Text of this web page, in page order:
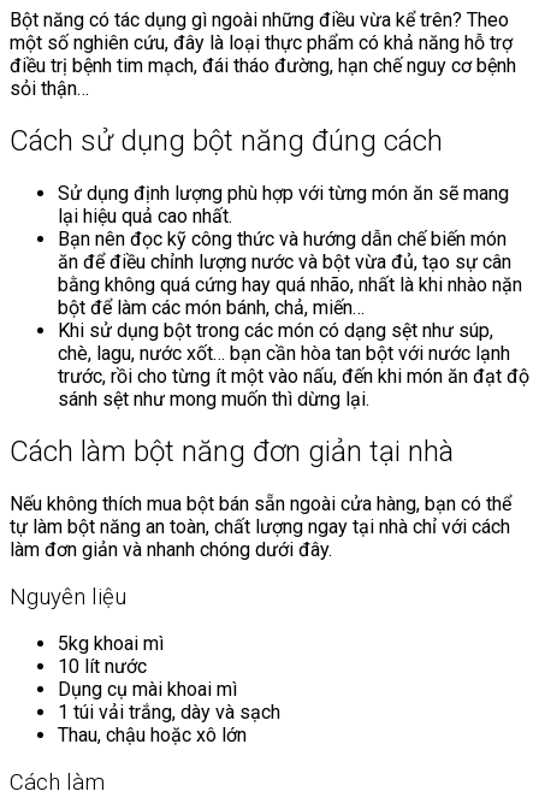
Bột năng có tác dụng gì ngoài những điều vừa kể trên? Theo
một số nghiên cứu, đây là loại thực phẩm có khả năng hỗ trợ
điều trị bệnh tim mạch, đái tháo đường, hạn chế nguy cơ bệnh
sỏi thận…
Cách sử dụng bột năng đúng cách
Sử dụng định lượng phù hợp với từng món ăn sẽ mang
lại hiệu quả cao nhất.
Bạn nên đọc kỹ công thức và hướng dẫn chế biến món
ăn để điều chỉnh lượng nước và bột vừa đủ, tạo sự cân
bằng không quá cứng hay quá nhão, nhất là khi nhào nặn
bột để làm các món bánh, chả, miến…
Khi sử dụng bột trong các món có dạng sệt như súp,
chè, lagu, nước xốt… bạn cần hòa tan bột với nước lạnh
trước, rồi cho từng ít một vào nấu, đến khi món ăn đạt độ
sánh sệt như mong muốn thì dừng lại.
Cách làm bột năng đơn giản tại nhà
Nếu không thích mua bột bán sẵn ngoài cửa hàng, bạn có thể
tự làm bột năng an toàn, chất lượng ngay tại nhà chỉ với cách
làm đơn giản và nhanh chóng dưới đây.
Nguyên liệu
5kg khoai mì
10 lít nước
Dụng cụ mài khoai mì
1 túi vải trắng, dày và sạch
Thau, chậu hoặc xô lớn
Cách làm